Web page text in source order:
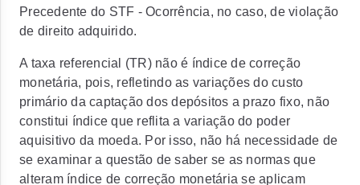
Precedente do STF - Ocorrência, no caso, de violação
de direito adquirido.
A taxa referencial (TR) não é índice de correção
monetária, pois, refletindo as variações do custo
primário da captação dos depósitos a prazo fixo, não
constitui índice que reflita a variação do poder
aquisitivo da moeda. Por isso, não há necessidade de
se examinar a questão de saber se as normas que
alteram índice de correção monetária se aplicam